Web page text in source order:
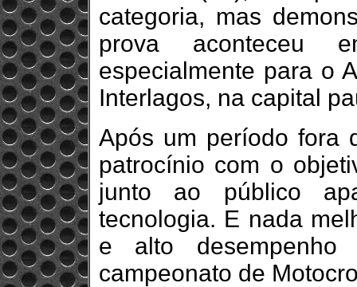
categoria, mas
prova aconteceu
especialmente para o
Interlagos, na capital
Após um período fora
patrocínio com o
junto ao público
tecnologia. E nada
e alto
campeonato de